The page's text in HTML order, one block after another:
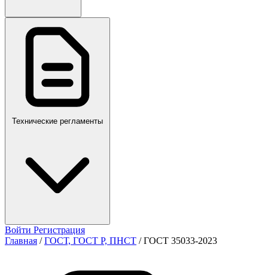
ПР,Р,ПМГ,РМГ
Технические регламенты
Войти Регистрация
Главная / ГОСТ, ГОСТ Р, ПНСТ / ГОСТ 35033-2023